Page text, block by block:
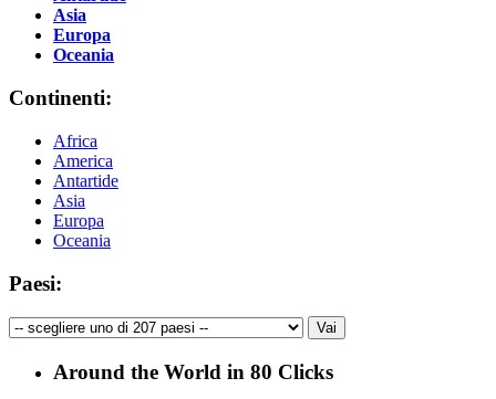
Asia
Europa
Oceania
Continenti:
Africa
America
Antartide
Asia
Europa
Oceania
Paesi:
Around the World in 80 Clicks